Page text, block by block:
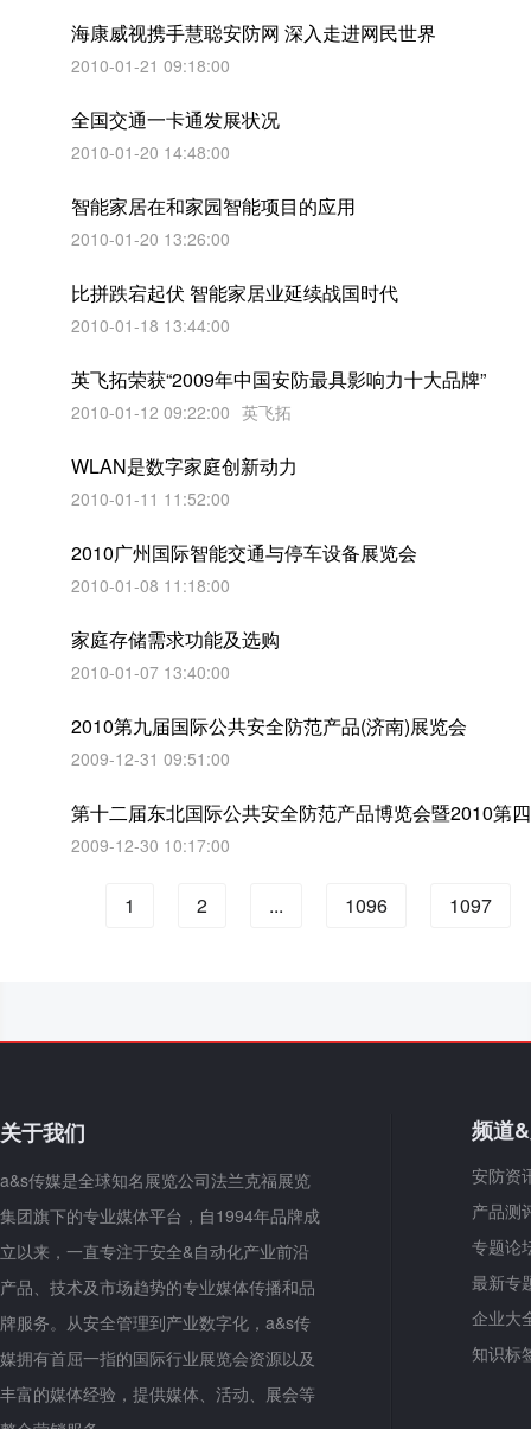
海康威视携手慧聪安防网 深入走进网民世界
2010-01-21 09:18:00
全国交通一卡通发展状况
2010-01-20 14:48:00
智能家居在和家园智能项目的应用
2010-01-20 13:26:00
比拼跌宕起伏 智能家居业延续战国时代
2010-01-18 13:44:00
英飞拓荣获“2009年中国安防最具影响力十大品牌”
2010-01-12 09:22:00 英飞拓
WLAN是数字家庭创新动力
2010-01-11 11:52:00
2010广州国际智能交通与停车设备展览会
2010-01-08 11:18:00
家庭存储需求功能及选购
2010-01-07 13:40:00
2010第九届国际公共安全防范产品(济南)展览会
2009-12-31 09:51:00
第十二届东北国际公共安全防范产品博览会暨2010第
2009-12-30 10:17:00
1 2 ... 1096 1097
关于我们
a&s传媒是全球知名展览公司法兰克福展览
集团旗下的专业媒体平台，自1994年品牌成
立以来，一直专注于安全&自动化产业前沿
产品、技术及市场趋势的专业媒体传播和品
牌服务。从安全管理到产业数字化，a&s传
媒拥有首屈一指的国际行业展览会资源以及
丰富的媒体经验，提供媒体、活动、展会等
频道
安防资
产品测
专题论
最新专
企业大
知识标